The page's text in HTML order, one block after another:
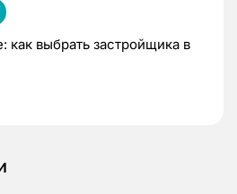
выбрать застройщика в